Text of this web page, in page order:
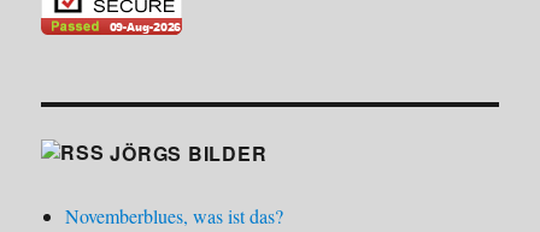
JÖRGS BILDER
Novemberblues, was ist das?